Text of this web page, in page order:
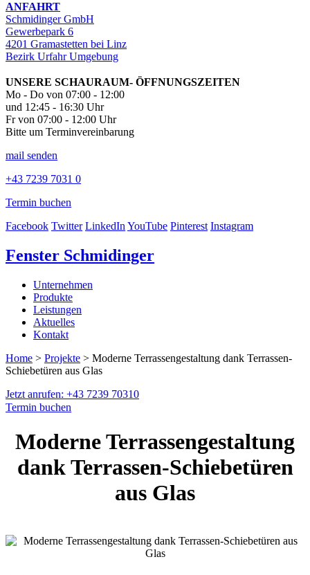
ANFAHRT
Schmidinger GmbH
Gewerbepark 6
4201 Gramastetten bei Linz
Bezirk Urfahr Umgebung
UNSERE SCHAURAUM- ÖFFNUNGSZEITEN
Mo - Do von 07:00 - 12:00
und 12:45 - 16:30 Uhr
Fr von 07:00 - 12:00 Uhr
Bitte um Terminvereinbarung
mail senden
+43 7239 7031 0
Termin buchen
Facebook Twitter LinkedInYouTube Pinterest Instagram
Fenster Schmidinger
Unternehmen
Produkte
Leistungen
Aktuelles
Kontakt
Home > Projekte > Moderne Terrassengestaltung dank Terrassen-
Schiebetüren aus Glas
Jetzt anrufen: +43 7239 70310
Termin buchen
Moderne Terrassengestaltung
dank Terrassen-Schiebetüren
aus Glas